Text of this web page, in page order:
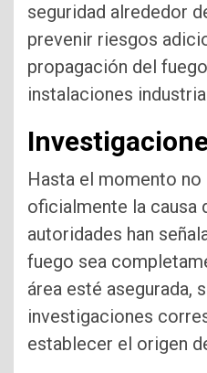
seguridad alrededor
prevenir riesgos
propagación del
instalaciones
Hasta el momento
oficialmente la causa
autoridades han
fuego sea
área esté asegurada,
investigaciones
establecer el origen